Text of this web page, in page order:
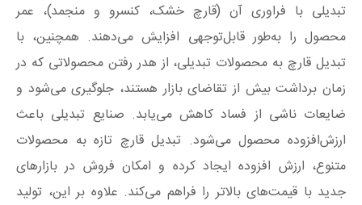
تبدیلی با فراوری آن (قارچ خشک، کنسرو و منجمد)، عمر
محصول را به‌طور قابل‌توجهی افزایش می‌دهند. همچنین، با
تبدیل قارچ به محصولات تبدیلی، از هدر رفتن محصولاتی که در
زمان برداشت بیش از تقاضای بازار هستند، جلوگیری می‌شود و
ضایعات ناشی از فساد کاهش می‌یابد. صنایع تبدیلی باعث
ارزش‌افزوده محصول می‌شود. تبدیل قارچ تازه به محصولات
متنوع، ارزش افزوده ایجاد کرده و امکان فروش در بازارهای
جدید با قیمت‌های بالاتر را فراهم می‌کند. علاوه بر این، تولید